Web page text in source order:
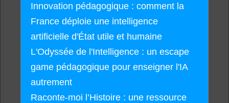
Innovation pédagogique : comment la
France déploie une intelligence
artificielle d'État utile et humaine
L'Odyssée de l'Intelligence : un escape
game pédagogique pour enseigner l'IA
autrement
Raconte-moi l’Histoire : une ressource